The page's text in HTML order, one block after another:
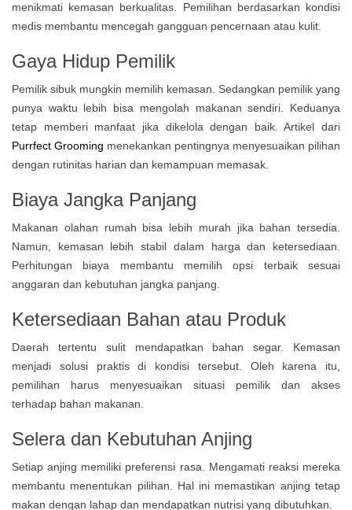
menikmati kemasan berkualitas. Pemilihan berdasarkan kondisi
medis membantu mencegah gangguan pencernaan atau kulit.
Gaya Hidup Pemilik
Pemilik sibuk mungkin memilih kemasan. Sedangkan pemilik yang
punya waktu lebih bisa mengolah makanan sendiri. Keduanya
tetap memberi manfaat jika dikelola dengan baik. Artikel dari
Purrfect Grooming menekankan pentingnya menyesuaikan pilihan
dengan rutinitas harian dan kemampuan memasak.
Biaya Jangka Panjang
Makanan olahan rumah bisa lebih murah jika bahan tersedia.
Namun, kemasan lebih stabil dalam harga dan ketersediaan.
Perhitungan biaya membantu memilih opsi terbaik sesuai
anggaran dan kebutuhan jangka panjang.
Ketersediaan Bahan atau Produk
Daerah tertentu sulit mendapatkan bahan segar. Kemasan
menjadi solusi praktis di kondisi tersebut. Oleh karena itu,
pemilihan harus menyesuaikan situasi pemilik dan akses
terhadap bahan makanan.
Selera dan Kebutuhan Anjing
Setiap anjing memiliki preferensi rasa. Mengamati reaksi mereka
membantu menentukan pilihan. Hal ini memastikan anjing tetap
makan dengan lahap dan mendapatkan nutrisi yang dibutuhkan.